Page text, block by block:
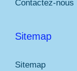
Contactez-nous
Sitemap
Sitemap